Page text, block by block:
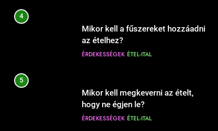
9
Babanevek kiválasztása: tippek és
szempontok a döntéshez
CSALÁD-GYEREK-KAPCSOLATOK
10
Hogyan válassz keresztnevet?
CSALÁD-GYEREK-KAPCSOLATOK
4
Mikor kell a fűszereket hozzáadni
az ételhez?
ÉRDEKESSÉGEK ÉTEL-ITAL
5
Mikor kell megkeverni az ételt,
hogy ne égjen le?
ÉRDEKESSÉGEK ÉTEL-ITAL
fogyókúrát?
EGÉSZSÉG ÉLETMÓD
fordulni?
EGÉSZSÉG ÉRDEKESSÉGEK